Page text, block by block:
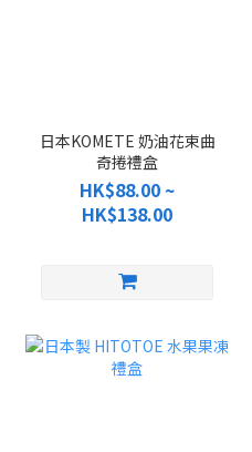
日本KOMETE 奶油花束曲
奇捲禮盒
HK$88.00 ~
HK$138.00